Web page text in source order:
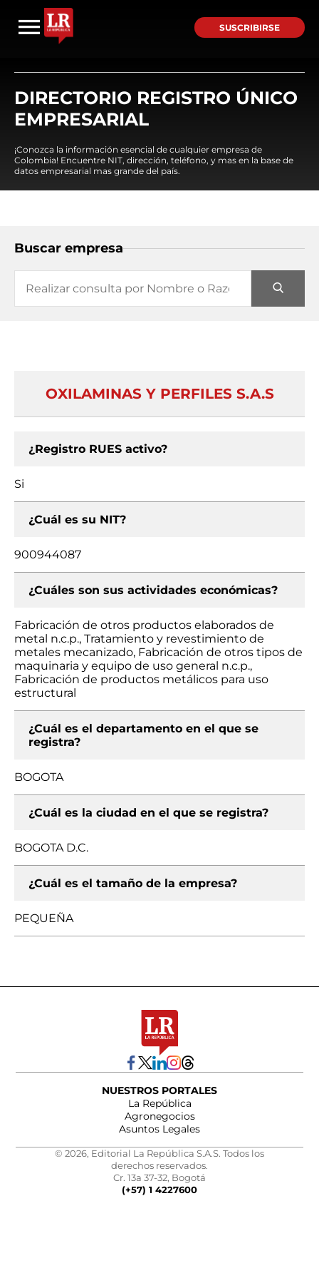
SUSCRIBIRSE
DIRECTORIO REGISTRO ÚNICO
EMPRESARIAL
¡Conozca la información esencial de cualquier empresa de
Colombia! Encuentre NIT, dirección, teléfono, y mas en la base de
datos empresarial mas grande del país.
Buscar empresa
OXILAMINAS Y PERFILES S.A.S
¿Registro RUES activo?
Si
¿Cuál es su NIT?
900944087
¿Cuáles son sus actividades económicas?
Fabricación de otros productos elaborados de
metal n.c.p., Tratamiento y revestimiento de
metales mecanizado, Fabricación de otros tipos de
maquinaria y equipo de uso general n.c.p.,
Fabricación de productos metálicos para uso
estructural
¿Cuál es el departamento en el que se
registra?
BOGOTA
¿Cuál es la ciudad en el que se registra?
BOGOTA D.C.
¿Cuál es el tamaño de la empresa?
PEQUEÑA
NUESTROS PORTALES
La República
Agronegocios
Asuntos Legales
© 2026, Editorial La República S.A.S. Todos los
derechos reservados.
Cr. 13a 37-32, Bogotá
(+57) 1 4227600